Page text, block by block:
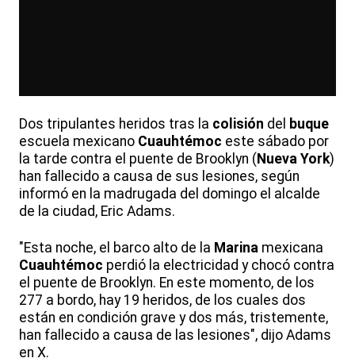
Dos tripulantes heridos tras la colisión del buque
escuela mexicano Cuauhtémoc este sábado por
la tarde contra el puente de Brooklyn ( Nueva York)
han fallecido a causa de sus lesiones, según
informó en la madrugada del domingo el alcalde
de la ciudad, Eric Adams.
"Esta noche, el barco alto de la Marina mexicana
Cuauhtémoc perdió la electricidad y chocó contra
el puente de Brooklyn. En este momento, de los
277 a bordo, hay 19 heridos, de los cuales dos
están en condición grave y dos más, tristemente,
han fallecido a causa de las lesiones", dijo Adams
en X.